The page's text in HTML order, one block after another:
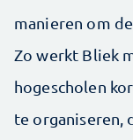
manieren om
Zo werkt Bliek
hogescholen
te organiseren,